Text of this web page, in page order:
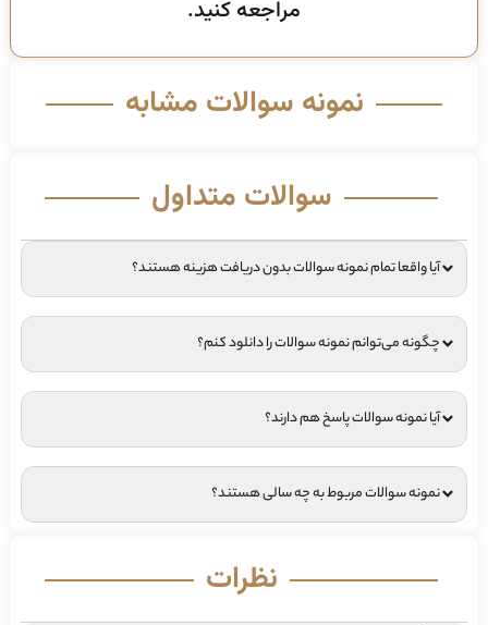
مراجعه کنید.
نمونه سوالات مشابه
سوالات متداول
آیا واقعا تمام نمونه سوالات بدون دریافت هزینه هستند؟
چگونه می‌توانم نمونه سوالات را دانلود کنم؟
آیا نمونه سوالات پاسخ هم دارند؟
نمونه سوالات مربوط به چه سالی هستند؟
نظرات